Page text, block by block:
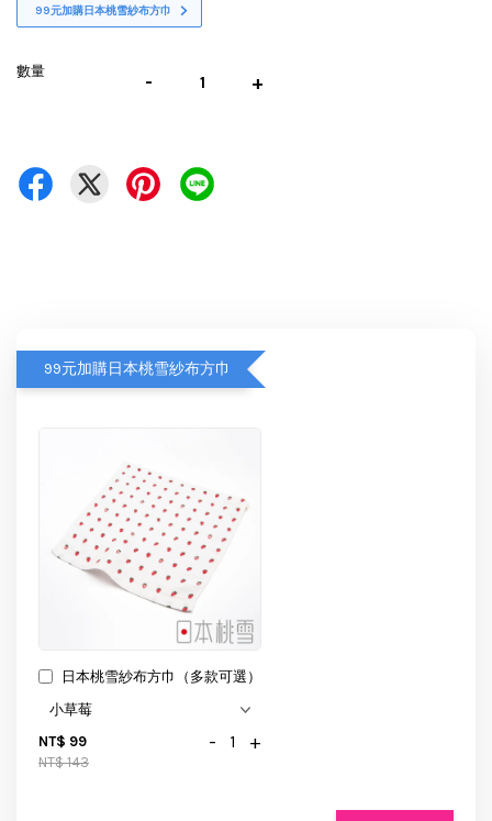
99元加購日本桃雪紗布方巾
數量 - +
99元加購日本桃雪紗布方巾
日本桃雪紗布方巾（多款可選）
NT$ 99
NT$ 143
- +